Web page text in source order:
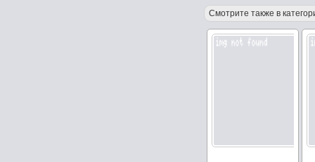
Смотрите также в